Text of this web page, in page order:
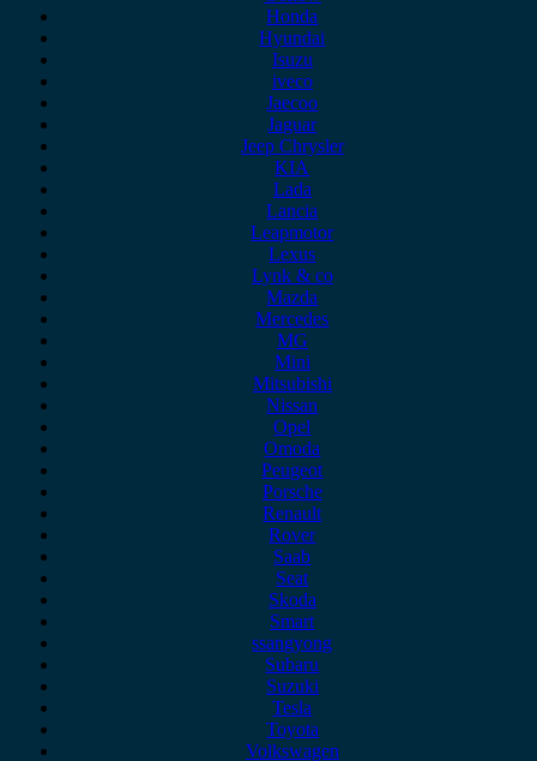
Honda
Hyundai
Isuzu
iveco
Jaecoo
Jaguar
Jeep Chrysler
KIA
Lada
Lancia
Leapmotor
Lexus
Lynk & co
Mazda
Mercedes
MG
Mini
Mitsubishi
Nissan
Opel
Omoda
Peugeot
Porsche
Renault
Rover
Saab
Seat
Skoda
Smart
ssangyong
Subaru
Suzuki
Tesla
Toyota
Volkswagen